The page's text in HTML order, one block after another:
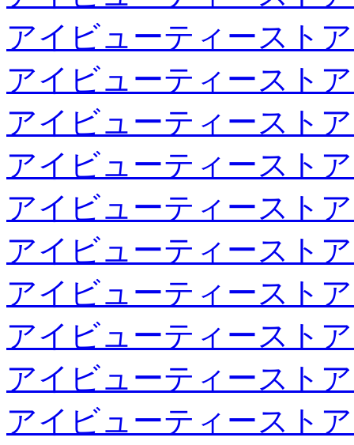
アイビューティースト
アイビューティースト
アイビューティースト
アイビューティースト
アイビューティースト
アイビューティースト
アイビューティースト
アイビューティースト
アイビューティースト
アイビューティースト